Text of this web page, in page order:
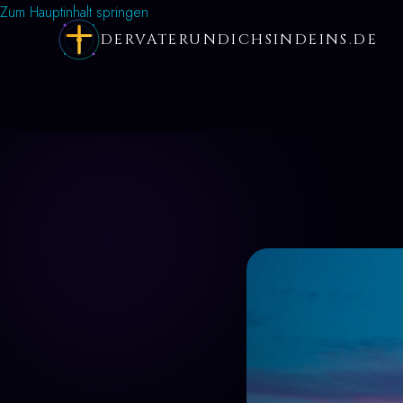
Zum Hauptinhalt springen
DERVATERUNDICHSINDEINS.DE